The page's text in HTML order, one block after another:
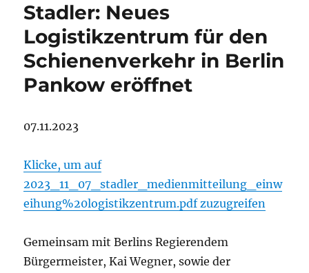
Stadler: Neues
Logistikzentrum für den
Schienenverkehr in Berlin
Pankow eröffnet
07.11.2023
Klicke, um auf
2023_11_07_stadler_medienmitteilung_einw
eihung%20logistikzentrum.pdf zuzugreifen
Gemeinsam mit Berlins Regierendem
Bürgermeister, Kai Wegner, sowie der